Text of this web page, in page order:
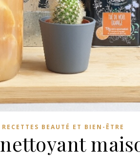
RECETTES BEAUTÉ ET BIEN-ÊTRE